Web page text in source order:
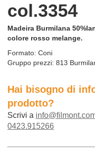
col.3354
Madeira Burmilana
colore rosso melange.
Formato: Coni
Gruppo prezzi: 813
Hai bisogno di
prodotto?
Scrivi a
0423.915266